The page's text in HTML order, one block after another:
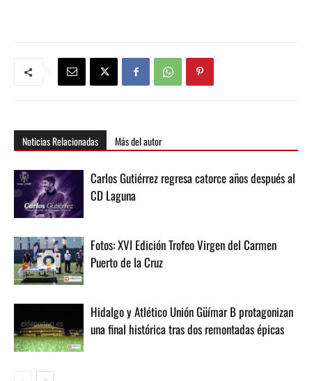
Noticias Relacionadas Más del autor
Carlos Gutiérrez regresa catorce años después al
CD Laguna
Fotos: XVI Edición Trofeo Virgen del Carmen
Puerto de la Cruz
Hidalgo y Atlético Unión Güímar B protagonizan
una final histórica tras dos remontadas épicas